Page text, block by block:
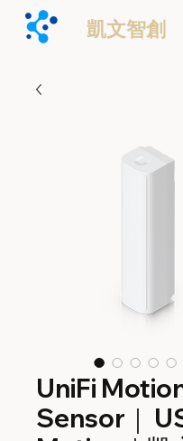
凱文智創
UniFi
Sensor｜